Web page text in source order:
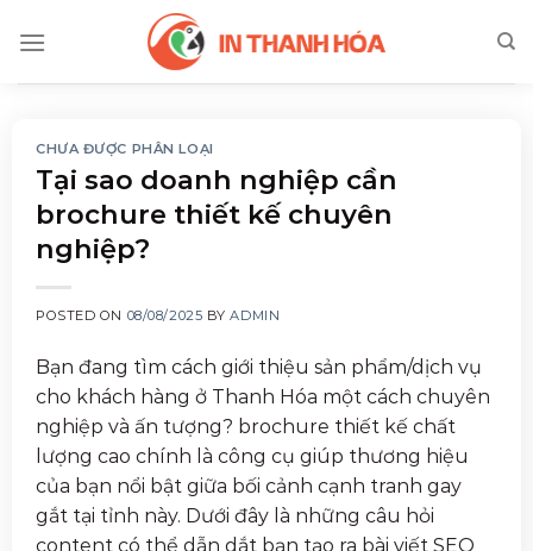
CHƯA ĐƯỢC PHÂN LOẠI
Tại sao doanh nghiệp cần
brochure thiết kế chuyên
nghiệp?
POSTED ON 08/08/2025 BYADMIN
Bạn đang tìm cách giới thiệu sản phẩm/dịch vụ
cho khách hàng ở Thanh Hóa một cách chuyên
nghiệp và ấn tượng? brochure thiết kế chất
lượng cao chính là công cụ giúp thương hiệu
của bạn nổi bật giữa bối cảnh cạnh tranh gay
gắt tại tỉnh này. Dưới đây là những câu hỏi
content có thể dẫn dắt bạn tạo ra bài viết SEO